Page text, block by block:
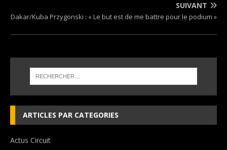
SUIVANT
Dakar/Kuba Przygonski : « Le but est de me battre pour le podium »
ARTICLES PAR CATEGORIES
Actus Circuit